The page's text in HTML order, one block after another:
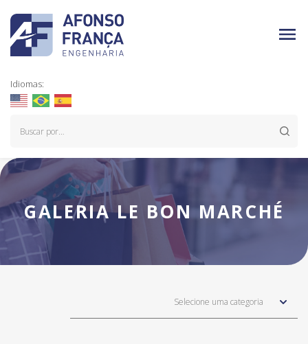
Idiomas:
GALERIA LE BON MARCHÉ
Selecione uma categoria